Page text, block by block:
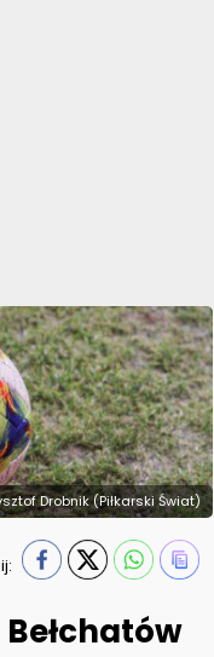
Drobnik (Piłkarski Świat)
Bełchatów